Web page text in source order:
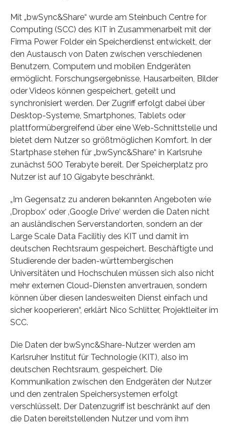
Mit „bwSync&Share“ wurde am Steinbuch Centre for
Computing (SCC) des KIT in Zusammenarbeit mit der
Firma Power Folder ein Speicherdienst entwickelt, der
den Austausch von Daten zwischen verschiedenen
Benutzern, Computern und mobilen Endgeräten
ermöglicht. Forschungsergebnisse, Hausarbeiten, Bilder
oder Videos können gespeichert, geteilt und
synchronisiert werden. Der Zugriff erfolgt dabei über
Desktop-Systeme, Smartphones, Tablets oder
plattformübergreifend über eine Web-Schnittstelle und
bietet dem Nutzer so größtmöglichen Komfort. In der
Startphase stehen für „bwSync&Share“ in Karlsruhe
zunächst 500 Terabyte bereit. Der Speicherplatz pro
Nutzer ist auf 10 Gigabyte beschränkt.
„Im Gegensatz zu anderen bekannten Angeboten wie
‚Dropbox‘ oder ‚Google Drive‘ werden die Daten nicht
an ausländischen Serverstandorten, sondern an der
Large Scale Data Facilitiy des KIT und damit im
deutschen Rechtsraum gespeichert. Beschäftigte und
Studierende der baden-württembergischen
Universitäten und Hochschulen müssen sich also nicht
mehr externen Cloud-Diensten anvertrauen, sondern
können über diesen landesweiten Dienst einfach und
sicher kooperieren“, erklärt Nico Schlitter, Projektleiter im
SCC.
Die Daten der bwSync&Share-Nutzer werden am
Karlsruher Institut für Technologie (KIT), also im
deutschen Rechtsraum, gespeichert. Die
Kommunikation zwischen den Endgeräten der Nutzer
und den zentralen Speichersystemen erfolgt
verschlüsselt. Der Datenzugriff ist beschränkt auf den
die Daten bereitstellenden Nutzer und vom ihm